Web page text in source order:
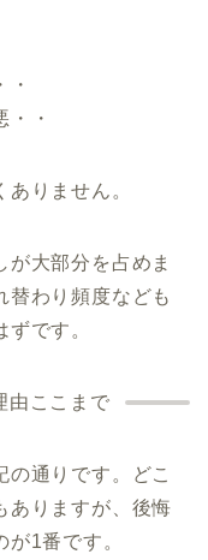
・・
りません。
大部分を占めま
替わり頻度なども
です。
由ここまで
通りです。どこ
ありますが、後悔
1番です。